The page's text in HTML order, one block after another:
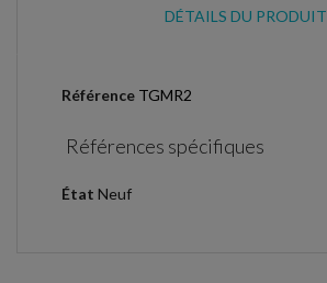
DÉTAILS DU PRODUIT
Référence TGMR2
Références spécifiques
État Neuf